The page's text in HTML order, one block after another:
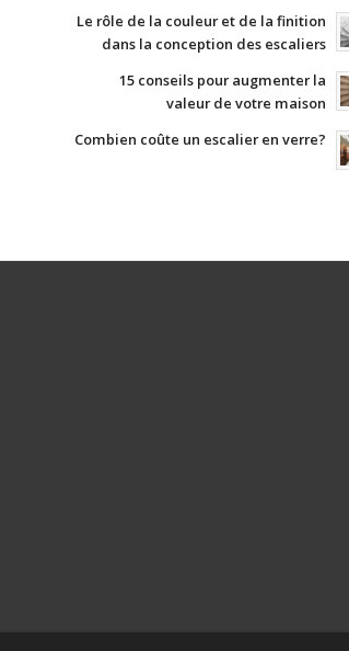
Le rôle de la couleur et de la finition
dans la conception des escaliers
15 conseils pour augmenter la
valeur de votre maison
Combien coûte un escalier en verre?